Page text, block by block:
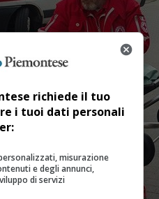
richiede il tuo
i tuoi dati personali
misurazione
e degli annunci,
di servizi